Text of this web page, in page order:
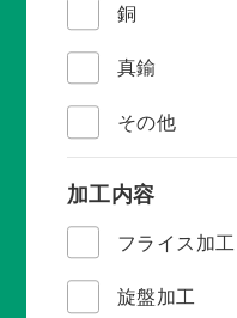
銅
真鍮
その他
加工内容
フライス加工
旋盤加工